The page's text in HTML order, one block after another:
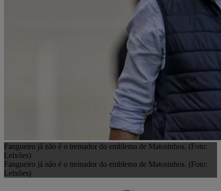
Fangueiro já não é o treinador do emblema de Matosinhos. (Foto:
Leixões)
Fangueiro já não é o treinador do emblema de Matosinhos. (Foto:
Leixões)